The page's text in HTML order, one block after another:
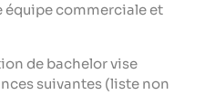
équipe commerciale et
de bachelor vise
suivantes (liste non